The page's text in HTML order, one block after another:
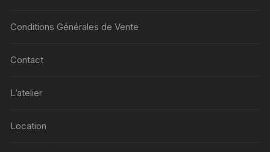
Conditions Générales de Vente
Contact
L’atelier
Location